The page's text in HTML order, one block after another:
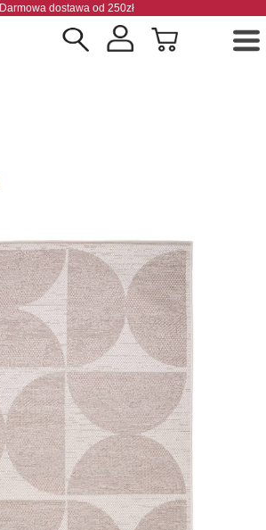
Darmowa dostawa od 250zł